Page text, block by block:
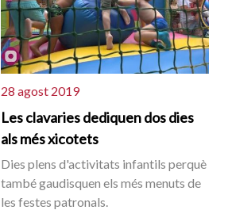
28 agost 2019
Les clavaries dediquen dos dies
als més xicotets
Dies plens d'activitats infantils perquè
també gaudisquen els més menuts de
les festes patronals.